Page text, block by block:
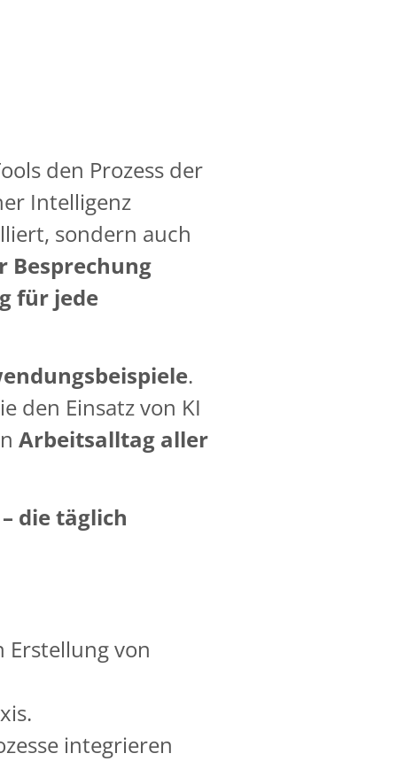
den Prozess der
Intelligenz
sondern auch
Besprechung
für jede
.
den Einsatz von KI
Arbeitsalltag aller
die täglich
Erstellung von
integrieren